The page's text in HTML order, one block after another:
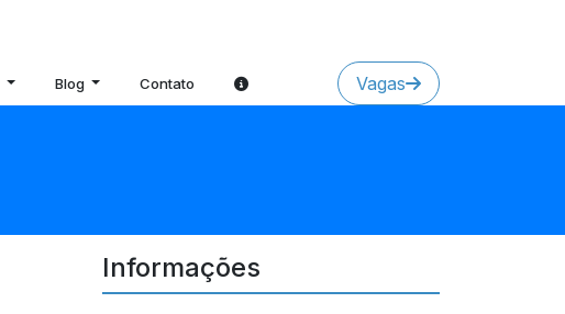
Blog Contato Vagas
Informações